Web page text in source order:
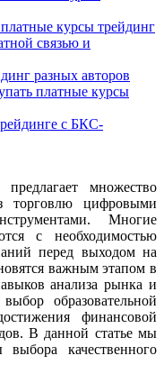
курсы трейдинг
связью и
разных авторов
платные курсы
с БКС-
множество
торговлю цифровыми
Многие
с необходимостью
перед выходом на
важным этапом в
анализа рынка и
образовательной
финансовой
В данной статье мы
качественного